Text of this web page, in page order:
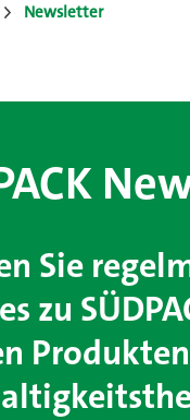
Newsletter
Sie
zu